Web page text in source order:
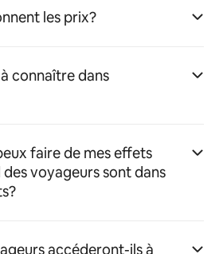
les prix?
connaître dans
faire de mes effets
voyageurs sont dans
accéderont-ils à